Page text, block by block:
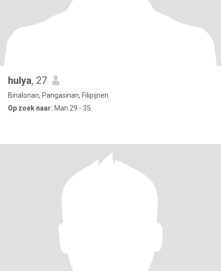
hulya, 27
Binalonan, Pangasinan, Filipijnen
Op zoek naar: Man 29 - 35